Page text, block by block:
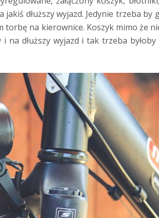
dłuższy wyjazd. Jedynie trzeba
na kierownice. Koszyk mimo że
na dłuższy wyjazd i tak trzeba